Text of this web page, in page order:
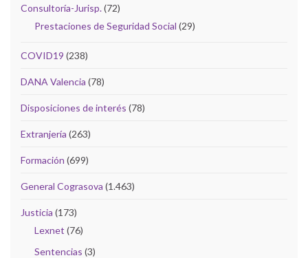
Consultoría-Jurisp.(72)
Prestaciones de Seguridad Social (29)
COVID19 (238)
DANA Valencia (78)
Disposiciones de interés (78)
Extranjería (263)
Formación (699)
General Cograsova (1.463)
Justicia (173)
Lexnet (76)
Sentencias (3)